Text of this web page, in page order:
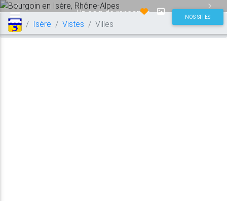
NOS SITES
Un coin de rencontre
Previous
Next
Isère
Vistes Villes